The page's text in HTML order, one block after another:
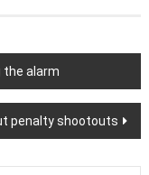
the alarm
penalty shootouts